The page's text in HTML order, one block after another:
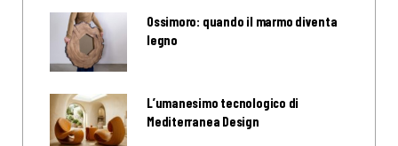
Ossimoro: quando il marmo diventa
legno
L’umanesimo tecnologico di
Mediterranea Design